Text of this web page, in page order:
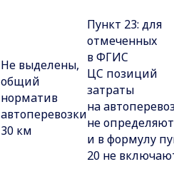
Не выделены,
общий
норматив
автоперевозки
30 км
Пункт 23: для
отмеченных
в ФГИС
ЦС позиций
затраты
на
не
и в формулу
20 не